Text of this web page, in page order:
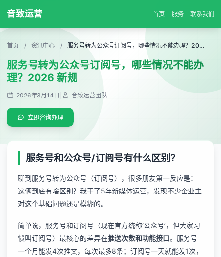
音致运营 首页 服务 联系我们
首页 / 资讯中心 / 服务号转为公众号订阅号，哪些情况不能办理？2026 新规
服务号转为公众号订阅号，哪些情况不能办
理？2026 新规
2026年3月14日 音致运营团队
立即咨询办理
服务号和公众号/订阅号有什么区别？
聊到服务号转为公众号（订阅号），很多朋友第一反应是：
这俩到底有啥区别？我干了5年新媒体运营，发现不少企业主
对这个基础问题还是模糊的。
简单说，服务号和订阅号（现在官方统称‘公众号’，但大家习
惯叫订阅号）最核心的差异在推送次数和功能接口。服务号
一个月能发4次推文，每次最多8条；订阅号一天就能发1次，